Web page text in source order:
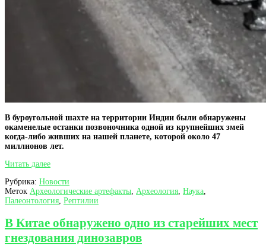
В буроугольной шахте на территории Индии были обнаружены
окаменелые останки позвоночника одной из крупнейших змей
когда-либо живших на нашей планете, которой около 47
миллионов лет.
Читать далееОкаменелые
гигантской
змеи
нашли
угольной
шахте
в
Рубрика: Новости
Меток Археологические артефакты Археология Наука
Палеонтология Рептилии
В Китае обнаружено одно из старейших мест
гнездования динозавров